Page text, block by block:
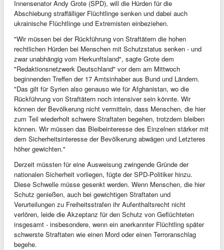
Innensenator Andy Grote (SPD), will die Hürden für die
Abschiebung straffälliger Flüchtlinge senken und dabei auch
ukrainische Flüchtlinge und Extremisten einbeziehen.
"Wir müssen bei der Rückführung von Straftätern die hohen
rechtlichen Hürden bei Menschen mit Schutzstatus senken - und
zwar unabhängig vom Herkunftsland", sagte Grote dem
"Redaktionsnetzwerk Deutschland" vor dem am Mittwoch
beginnenden Treffen der 17 Amtsinhaber aus Bund und Ländern.
"Das gilt für Syrien also genauso wie für Afghanistan, wo die
Rückführung von Straftätern noch intensiver sein könnte. Wir
können der Bevölkerung nicht vermitteln, dass Menschen, die hier
zum Teil wiederholt schwere Straftaten begehen, trotzdem bleiben
können. Wir müssen das Bleibeinteresse des Einzelnen stärker mit
dem Sicherheitsinteresse der Bevölkerung abwägen und Letzteres
höher gewichten."
Derzeit müssten für eine Ausweisung zwingende Gründe der
nationalen Sicherheit vorliegen, fügte der SPD-Politiker hinzu.
Diese Schwelle müsse gesenkt werden. Wenn Menschen, die hier
Schutz genießen, auch bei gewichtigen Straftaten und
Verurteilungen zu Freiheitsstrafen ihr Aufenthaltsrecht nicht
verlören, leide die Akzeptanz für den Schutz von Geflüchteten
insgesamt - insbesondere, wenn ein anerkannter Flüchtling später
schwerste Straftaten wie einen Mord oder einen Terroranschlag
begehe.